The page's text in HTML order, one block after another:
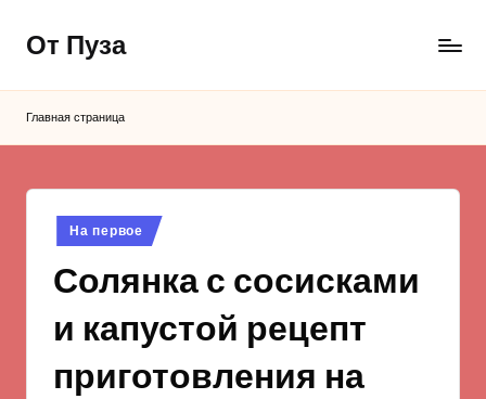
Перейти
содержимому
От Пуза
вкусные
Главная страница
Опубликовано
в
На первое
Солянка с сосисками
и капустой рецепт
приготовления на